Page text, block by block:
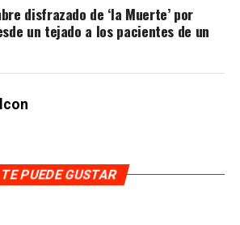
disfrazado de ‘la Muerte’ por
un tejado a los pacientes de un
TE PUEDE GUSTAR